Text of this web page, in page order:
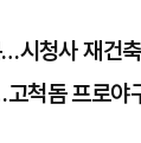
시청사 재건
척돔 프로야